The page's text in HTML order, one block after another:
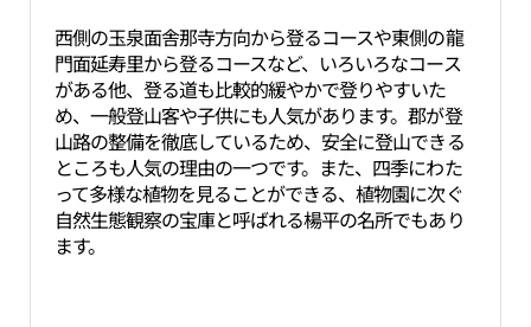
西側の玉泉面舎那寺方向から登るコースや東側の龍
門面延寿里から登るコースなど、いろいろなコース
がある他、登る道も比較的緩やかで登りやすいた
め、一般登山客や子供にも人気があります。郡が登
山路の整備を徹底しているため、安全に登山できる
ところも人気の理由の一つです。また、四季にわた
って多様な植物を見ることができる、植物園に次ぐ
自然生態観察の宝庫と呼ばれる楊平の名所でもあり
ます。